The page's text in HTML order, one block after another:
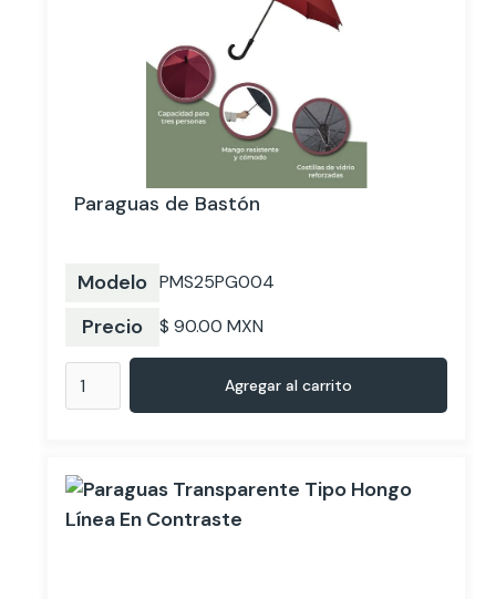
Paraguas de Bastón
Modelo PMS25PG004
Precio $ 90.00 MXN